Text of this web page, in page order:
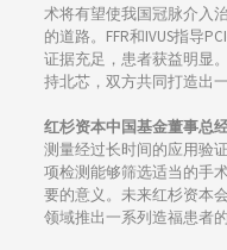
术将有望使我国冠脉介入
的道路。FFR和IVUS指导
证据充足，患者获益明显
持北芯，双方共同打造出
红杉资本中国基金董事总
测量经过长时间的应用验
项检测能够筛选适当的手
要的意义。未来红杉资本
领域推出一系列造福患者